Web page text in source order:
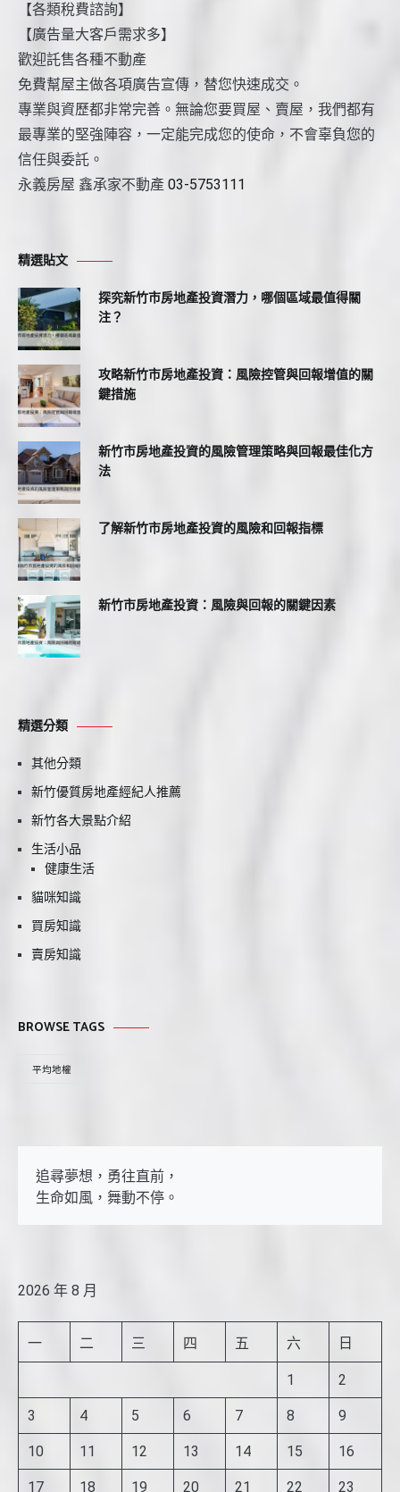
【各類稅費諮詢】
【廣告量大客戶需求多】
歡迎託售各種不動產
免費幫屋主做各項廣告宣傳，替您快速成交。
專業與資歷都非常完善。無論您要買屋、賣屋，我們都有
最專業的堅強陣容，一定能完成您的使命，不會辜負您的
信任與委託。
永義房屋 鑫承家不動產 03-5753111
精選貼文
探究新竹市房地產投資潛力，哪個區域最值得關
注？
攻略新竹市房地產投資：風險控管與回報增值的關
鍵措施
新竹市房地產投資的風險管理策略與回報最佳化方
法
了解新竹市房地產投資的風險和回報指標
新竹市房地產投資：風險與回報的關鍵因素
精選分類
其他分類
新竹優質房地產經紀人推薦
新竹各大景點介紹
生活小品
健康生活
貓咪知識
買房知識
賣房知識
BROWSE TAGS
平均地權
追尋夢想，勇往直前，
生命如風，舞動不停。
2026 年 8 月
一 二 三 四 五 六 日
1 2
3 4 5 6 7 8 9
10 11 12 13 14 15 16
17 18 19 20 21 22 23